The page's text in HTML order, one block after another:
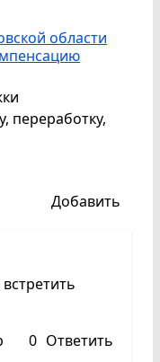
области
переработку,
Добавить
0 Ответить